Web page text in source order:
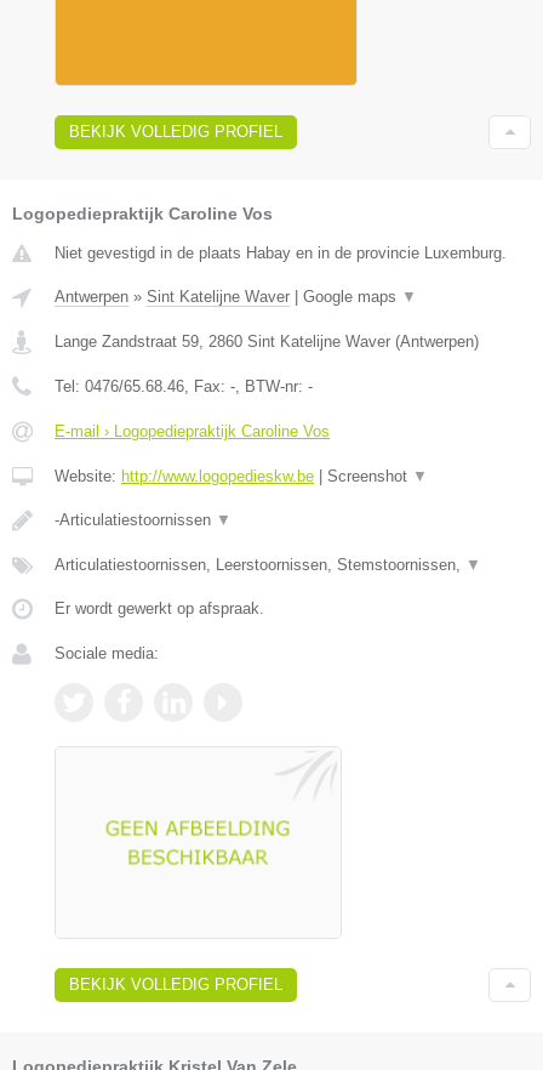
BEKIJK VOLLEDIG PROFIEL
Logopediepraktijk Caroline Vos
Niet gevestigd in de plaats Habay en in de provincie Luxemburg.
Antwerpen » Sint Katelijne Waver Google maps ▼
Lange Zandstraat 59, 2860 Sint Katelijne Waver (Antwerpen)
Tel: 0476/65.68.46, Fax: -, BTW-nr: -
E-mail › Logopediepraktijk Caroline Vos
Website: http://www.logopedieskw.be Screenshot ▼
-Articulatiestoornissen ▼
Articulatiestoornissen, Leerstoornissen, Stemstoornissen, ▼
Er wordt gewerkt op afspraak.
Sociale media:
BEKIJK VOLLEDIG PROFIEL
Logopediepraktijk Kristel Van Zele